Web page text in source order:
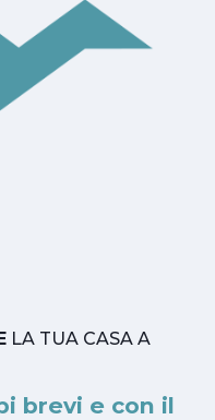
LA TUA CASA A
brevi e con il